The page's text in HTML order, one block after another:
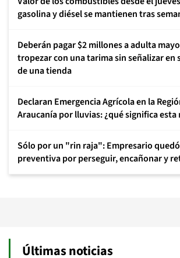
gasolina y diésel se mantienen tras
Deberán pagar $2 millones a adulta
tropezar con una tarima sin señalizar en
de una tienda
Declaran Emergencia Agrícola en la
Araucanía por lluvias: ¿qué significa esta
Sólo por un "rin raja": Empresario
preventiva por perseguir, encañonar y
Últimas noticias